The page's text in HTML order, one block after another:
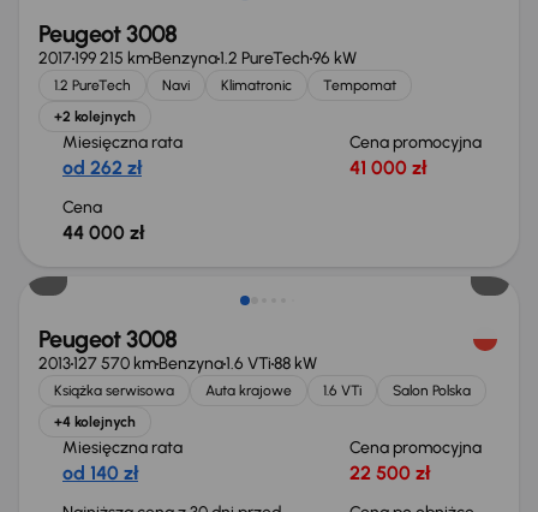
Peugeot 3008
2017199 215 kmBenzyna1.2 PureTech96 kW
1.2 PureTech Navi Klimatronic
Tempomat
+2 kolejnych
Miesięczna rata
od 262 zł
Cena promocyjna
41 000 zł
Cena
44 000 zł
Peugeot 3008
2013127 570 kmBenzyna1.6 VTi88 kW
Książka serwisowa Auta krajowe 1.6 VTi
Salon Polska
+4 kolejnych
Miesięczna rata
od 140 zł
Cena promocyjna
22 500 zł